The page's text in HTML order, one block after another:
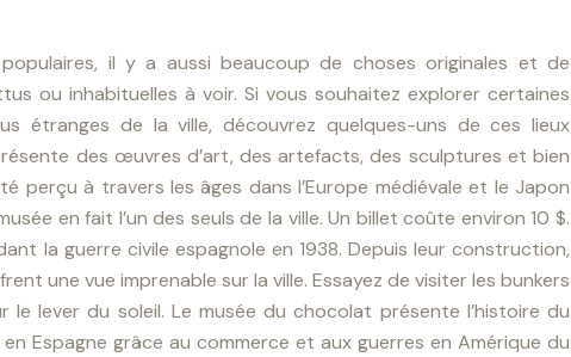
il y a aussi beaucoup de choses originales et de
ou inhabituelles à voir. Si vous souhaitez explorer certaines
étranges de la ville, découvrez quelques-uns de ces lieux
des œuvres d’art, des artefacts, des sculptures et bien
perçu à travers les âges dans l’Europe médiévale et le Japon
en fait l’un des seuls de la ville. Un billet coûte environ 10 $.
la guerre civile espagnole en 1938. Depuis leur construction,
une vue imprenable sur la ville. Essayez de visiter les bunkers
lever du soleil. Le musée du chocolat présente l’histoire du
Espagne grâce au commerce et aux guerres en Amérique du